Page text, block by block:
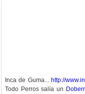
Inca de Guma... http://
Todo Perros salía un